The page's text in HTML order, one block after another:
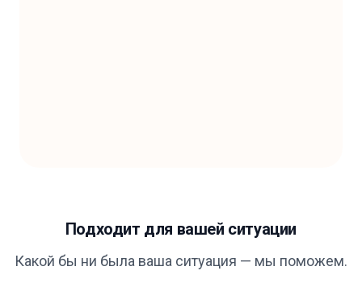
Подходит для вашей ситуации
Какой бы ни была ваша ситуация — мы поможем.